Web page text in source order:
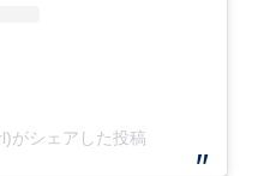
がシェアした投稿